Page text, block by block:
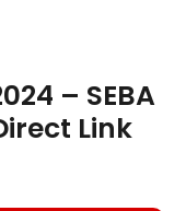
– SEBA
Link